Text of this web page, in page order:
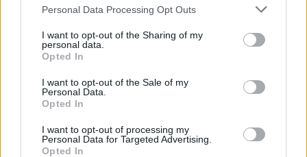
Please note that this website/app uses one or more Google
not limited to your visit or usage behaviour. You may click to
grant or deny consent to Google and its third-party tags to
use your data for below specified purposes in below Google
consent section.
Personal Data Processing Opt Outs
I want to opt-out of the Sharing of my
personal data.
Opted In
I want to opt-out of the Sale of my
Personal Data.
Opted In
I want to opt-out of processing my
Personal Data for Targeted Advertising.
Opted In
παραλίας Catalan και όλα του τα δωμάτια, σε
παστέλ αποχρώσεις, με φυσικό ξύλο και ’50s vibe
να βλέπουν προς τη θάλασσα.
Φαγητό